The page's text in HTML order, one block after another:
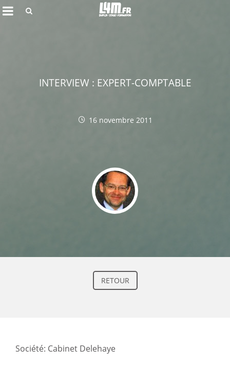
RETOUR
INTERVIEW : EXPERT-COMPTABLE
16 novembre 2011
Société: Cabinet Delehaye